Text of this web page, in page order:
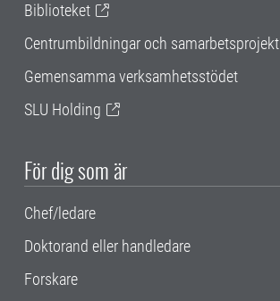
Biblioteket
Centrumbildningar och samarbetsprojekt
Gemensamma verksamhetsstödet
SLU Holding
För dig som är
Chef/ledare
Doktorand eller handledare
Forskare